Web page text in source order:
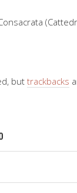
but trackbacks